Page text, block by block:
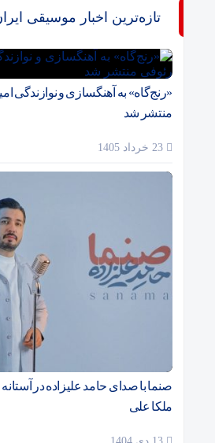
تازه‌ترین اخبار موسیقی
«رنج‌گاه» به آهنگسازی و نوازندگی
منتشر شد
صنما با صدای حامد علیزاده در
ملکا علی